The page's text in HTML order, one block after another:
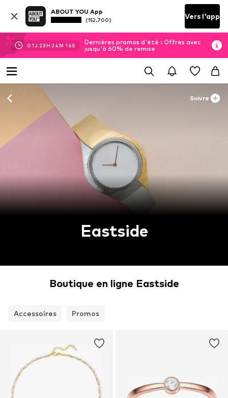
ABOUT YOU App
(152.700) Vers l'app
01J 23H 24M 15S
Dernières promos d'été : Offres avec
jusqu'à 60% de remise
Suivre
Eastside
Boutique en ligne Eastside
Accessoires Promos